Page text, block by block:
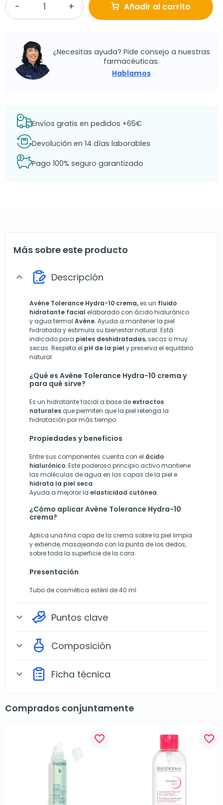
Añadir al carrito
¿Necesitas ayuda? Pide consejo a nuestras
farmacéuticas.
Hablamos
Envíos gratis en pedidos +65€
Devolución en 14 días laborables
Pago 100% seguro garantizado
Más sobre este producto
expand_more Descripción
Avène Tolerance Hydra-10 crema,es un fluido
hidratante facial elaborado con ácido hialurónico
y agua termal Avène.Ayuda a mantener la piel
hidratada y estimula su bienestar natural. Está
indicado para pieles deshidratadas, secas o muy
secas. Respeta el pH de la piel y preserva el equilibrio
natural.
¿Qué es Avène Tolerance Hydra-10 crema y
para qué sirve?
Es un hidratante facial a base de extractos
naturales que permiten que la piel retenga la
hidratación por más tiempo.
Propiedades y beneficios
Entre sus componentes cuenta con el ácido
hialurónico. Este poderoso principio activo mantiene
las moléculas de agua en las capas de la piel e
hidrata la piel seca.
Ayuda a mejorar la elasticidad cutánea.
¿Cómo aplicar Avène Tolerance Hydra-10
crema?
Aplica una fina capa de la crema sobre la piel limpia
y extiende, masajeando con la punta de los dedos,
sobre toda la superficie de la cara.
Presentación
Tubo de cosmética estéril de 40 ml
expand_more Puntos clave
expand_more Composición
expand_more Ficha técnica
Comprados conjuntamente
favorite_border favorite_border